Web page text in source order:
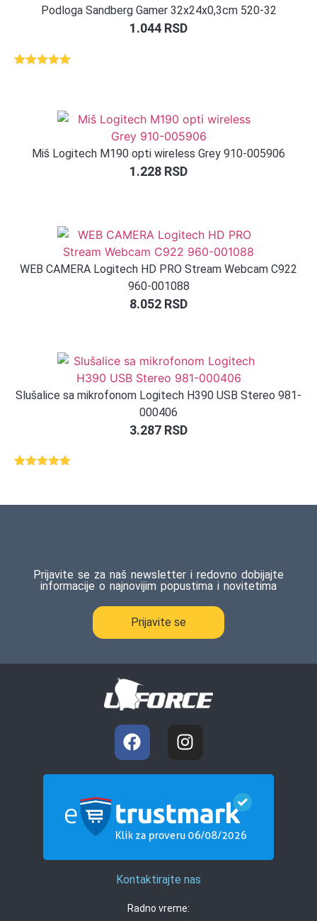
Podloga Sandberg Gamer 32x24x0,3cm 520-32
1.044 RSD
Miš Logitech M190 opti wireless Grey 910-005906
1.228 RSD
WEB CAMERA Logitech HD PRO Stream Webcam C922
960-001088
8.052 RSD
Slušalice sa mikrofonom Logitech H390 USB Stereo 981-
000406
3.287 RSD
ocene
Prijavite se za naš newsletter i redovno dobijajte
informacije o najnovijim popustima i novitetima
Prijavite se
Kontaktirajte nas
Radno vreme: